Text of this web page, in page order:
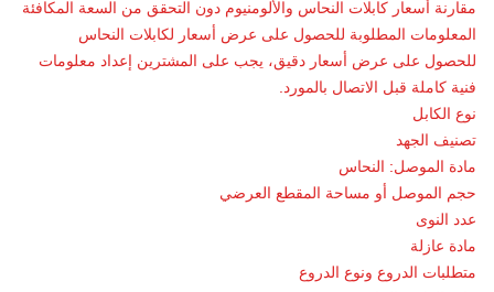
مقارنة أسعار كابلات النحاس والألومنيوم دون التحقق من السعة المكافئة
المعلومات المطلوبة للحصول على عرض أسعار لكابلات النحاس
للحصول على عرض أسعار دقيق، يجب على المشترين إعداد معلومات
فنية كاملة قبل الاتصال بالمورد.
نوع الكابل
تصنيف الجهد
مادة الموصل: النحاس
حجم الموصل أو مساحة المقطع العرضي
عدد النوى
مادة عازلة
متطلبات الدروع ونوع الدروع